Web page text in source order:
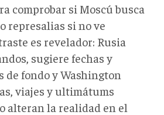
comprobar si Moscú busca
represalias si no ve
es revelador: Rusia
sugiere fechas y
de fondo y Washington
viajes y ultimátums
alteran la realidad en el